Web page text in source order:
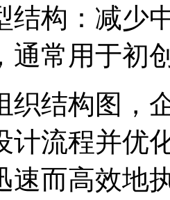
结构：减少
通常用于初
织结构图，
计流程并优
速而高效地